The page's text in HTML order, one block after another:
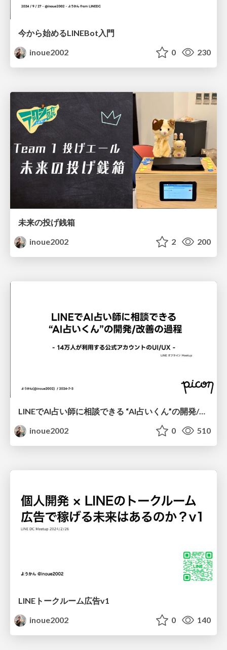
今から始めるLINEBot入門
inoue2002
0 230
未来の投げ銭箱
inoue2002
2 200
LINEでAI占い師に相談できる “AI占いくん”の開発/改善の過程
inoue2002
0 510
LINEトークルーム広告v1
inoue2002
0 140